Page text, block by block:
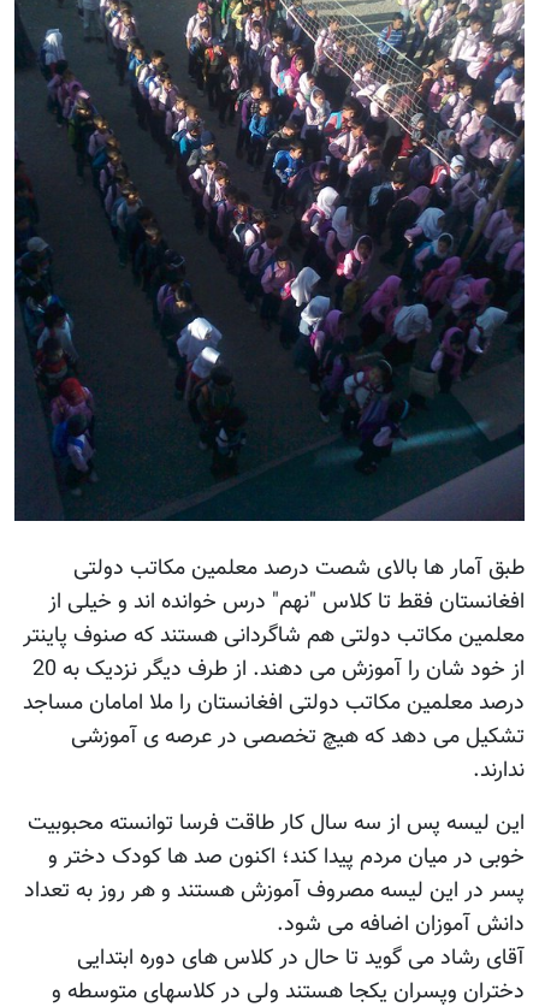
طبق آمار ها بالای شصت درصد معلمین مکاتب دولتی
افغانستان فقط تا کلاس "نهم" درس خوانده اند و خیلی از
معلمین مکاتب دولتی هم شاگردانی هستند که صنوف پاینتر
از خود شان را آموزش می دهند. از طرف دیگر نزدیک به 20
درصد معلمین مکاتب دولتی افغانستان را ملا امامان مساجد
تشکیل می دهد که هیچ تخصصی در عرصه ی آموزشی
ندارند.
این لیسه پس از سه سال کار طاقت فرسا توانسته محبوبیت
خوبی در میان مردم پیدا کند؛ اکنون صد ها کودک دختر و
پسر در این لیسه مصروف آموزش هستند و هر روز به تعداد
دانش آموزان اضافه می شود.
آقای رشاد می گوید تا حال در کلاس های دوره ابتدایی
دختران وپسران یکجا هستند ولی در کلاسهای متوسطه و